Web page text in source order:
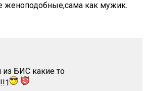
женоподобные,сама как мужик.
БИС какие то